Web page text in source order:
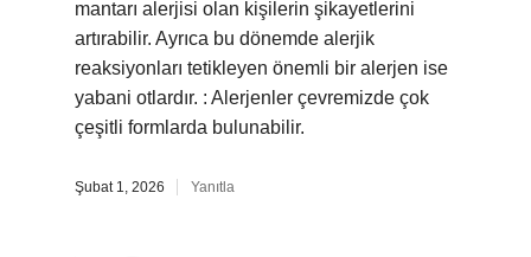
mantarı alerjisi olan kişilerin şikayetlerini
artırabilir. Ayrıca bu dönemde alerjik
reaksiyonları tetikleyen önemli bir alerjen ise
yabani otlardır. : Alerjenler çevremizde çok
çeşitli formlarda bulunabilir.
Şubat 1, 2026 Yanıtla